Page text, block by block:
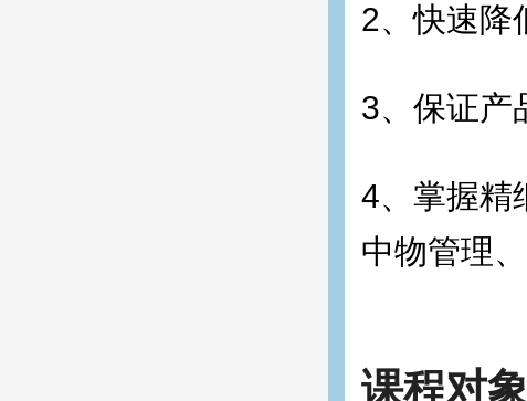
2、快速降
3、保证产
4、掌握精
中物管理
课程对象